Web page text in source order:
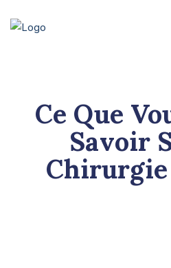
Ce Que
Savoir
Chirurgie